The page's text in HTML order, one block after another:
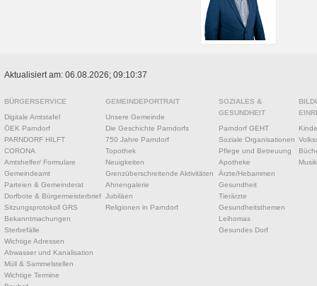
Aktualisiert am: 06.08.2026; 09:10:37
BÜRGERSERVICE
Digitale Amtstafel
ÖEK Parndorf
PARNDORF HILFT
CORONA
Amtshelfer/ Formulare
Gemeindeamt
Parteien & Gemeinderat
Dorfbote & Bürgermeisterbrief
Sitzungsprotokoll GRS
Bekanntmachungen
Sterbefälle
Wichtige Adressen
Abwasser und Kanalisation
Müll & Sammelstellen
Wichtige Termine
GEMEINDEPORTRAIT
Unsere Gemeinde
Die Geschichte Parndorfs
750 Jahre Parndorf
Topothek
Neuigkeiten
Grenzüberschreitende Aktivitäten
Ahnengalerie
Jubiläen
Religionen in Parndorf
SOZIALES &
GESUNDHEIT
Parndorf GEHT
Soziale Organisationen
Pflege und Betreuung
Apotheke
Ärzte/Hebammen
Gesundheit
Tierärzte
Gesundheitsthemen
Leihomas
Gesundes Dorf